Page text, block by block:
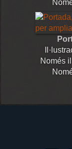
Només